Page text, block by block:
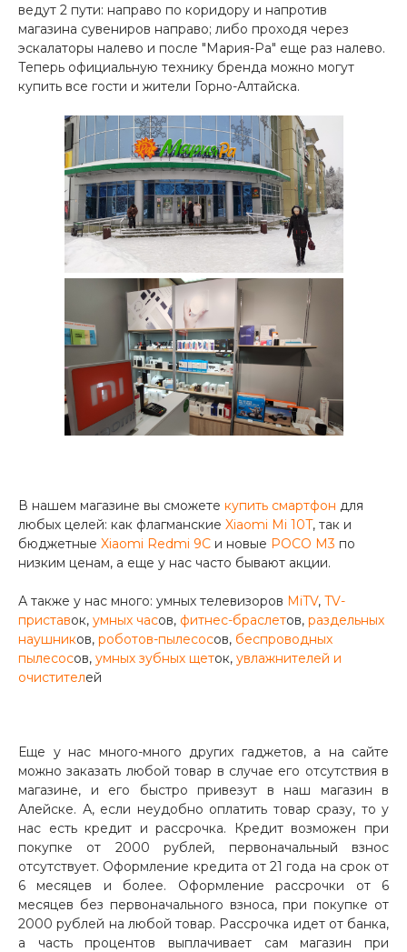
Оставшиеся 75% будут
списываться
с вашей карты
по25%каждые 2 недели
Подробнее
об оплате Плайтом
раз в 2
Остались вопросы?
8 800 302-02-51
plait.ru
ведут 2 пути: направо по коридору и напротив
магазина сувениров направо; либо проходя через
эскалаторы налево и после "Мария-Ра" еще раз налево.
Теперь официальную технику бренда можно могут
купить все гости и жители Горно-Алтайска.
В нашем магазине вы cможете купить смартфон для
любых целей: как флагманские Xiaomi Mi 10T, так и
бюджетные Xiaomi Redmi 9C и новые POCO M3 по
низким ценам, а еще у нас часто бывают акции.
А также у нас много: умных телевизоров MiTV, TV-
приставок, умных часов, фитнес-браслетов, раздельных
наушников, роботов-пылесосов, беспроводных
пылесосов, умных зубных щеток, увлажнителей и
очистителей
Еще у нас много-много других гаджетов, а на сайте
можно заказать любой товар в случае его отсутствия в
магазине, и его быстро привезут в наш магазин в
Алейске. А, если неудобно оплатить товар сразу, то у
нас есть кредит и рассрочка. Кредит возможен при
покупке от 2000 рублей, первоначальный взнос
отсутствует. Оформление кредита от 21 года на срок от
6 месяцев и более. Оформление рассрочки от 6
месяцев без первоначального взноса, при покупке от
2000 рублей на любой товар. Рассрочка идет от банка,
а часть процентов выплачивает сам магазин при